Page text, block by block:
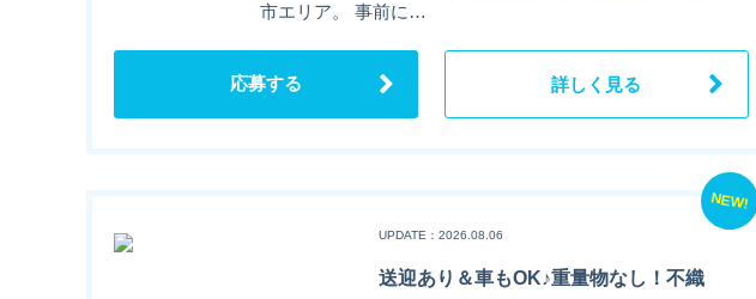
市エリア。 事前に…
応募する 詳しく見る
NEW!
UPDATE：2026.08.06
送迎あり＆車もOK♪重量物なし！不織